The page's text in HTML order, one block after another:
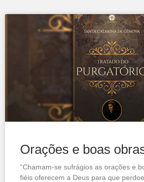
Orações e boas
“Chamam-se sufrágios as orações e
fiéis oferecem a Deus para que